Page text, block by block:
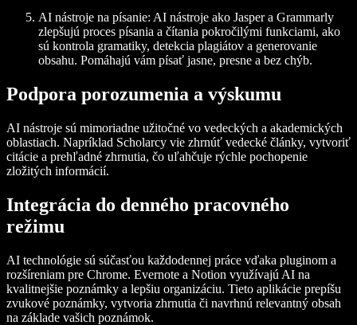
AI nástroje na písanie: AI nástroje ako Jasper a Grammarly
zlepšujú proces písania a čítania pokročilými funkciami, ako
sú kontrola gramatiky, detekcia plagiátov a generovanie
obsahu. Pomáhajú vám písať jasne, presne a bez chýb.
Podpora porozumenia a výskumu
AI nástroje sú mimoriadne užitočné vo vedeckých a akademických
oblastiach. Napríklad Scholarcy vie zhrnúť vedecké články, vytvoriť
citácie a prehľadné zhrnutia, čo uľahčuje rýchle pochopenie
zložitých informácií.
Integrácia do denného pracovného
režimu
AI technológie sú súčasťou každodennej práce vďaka pluginom a
rozšíreniam pre Chrome. Evernote a Notion využívajú AI na
kvalitnejšie poznámky a lepšiu organizáciu. Tieto aplikácie prepíšu
zvukové poznámky, vytvoria zhrnutia či navrhnú relevantný obsah
na základe vašich poznámok.